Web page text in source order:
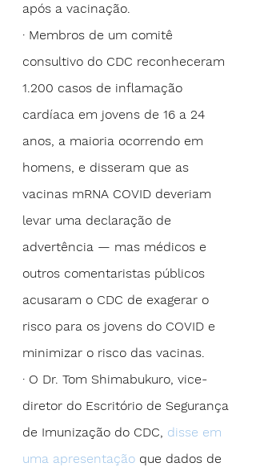
após a vacinação.
· Membros de um comitê
consultivo do CDC reconheceram
1.200 casos de inflamação
cardíaca em jovens de 16 a 24
anos, a maioria ocorrendo em
homens, e disseram que as
vacinas mRNA COVID deveriam
levar uma declaração de
advertência — mas médicos e
outros comentaristas públicos
acusaram o CDC de exagerar o
risco para os jovens do COVID e
minimizar o risco das vacinas.
· O Dr. Tom Shimabukuro, vice-
diretor do Escritório de Segurança
de Imunização do CDC, disse em
uma apresentação que dados de